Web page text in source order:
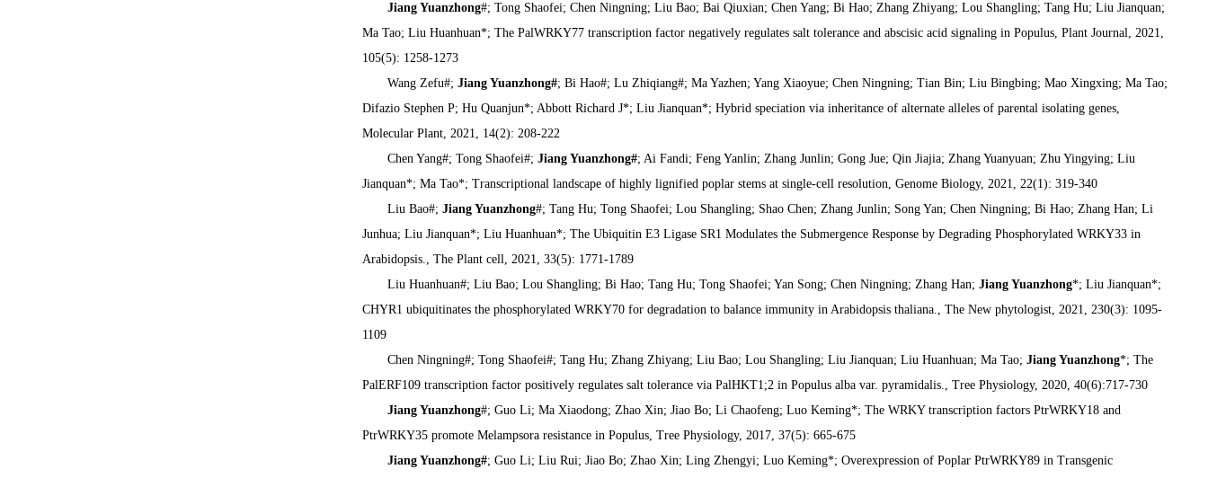
Jiang Yuanzhong#; Tong Shaofei; Chen Ningning; Liu Bao; Bai Qiuxian; Chen Yang; Bi Hao; Zhang Zhiyang; Lou Shangling; Tang Hu; Liu Jianquan;
Ma Tao; Liu Huanhuan*; The PalWRKY77 transcription factor negatively regulates salt tolerance and abscisic acid signaling in Populus, Plant Journal, 2021,
105(5): 1258-1273
Wang Zefu#; Jiang Yuanzhong#; Bi Hao#; Lu Zhiqiang#; Ma Yazhen; Yang Xiaoyue; Chen Ningning; Tian Bin; Liu Bingbing; Mao Xingxing; Ma Tao;
Difazio Stephen P; Hu Quanjun*; Abbott Richard J*; Liu Jianquan*; Hybrid speciation via inheritance of alternate alleles of parental isolating genes,
Molecular Plant, 2021, 14(2): 208-222
Chen Yang#; Tong Shaofei#; Jiang Yuanzhong#; Ai Fandi; Feng Yanlin; Zhang Junlin; Gong Jue; Qin Jiajia; Zhang Yuanyuan; Zhu Yingying; Liu
Jianquan*; Ma Tao*; Transcriptional landscape of highly lignified poplar stems at single-cell resolution, Genome Biology, 2021, 22(1): 319-340
Liu Bao#; Jiang Yuanzhong#; Tang Hu; Tong Shaofei; Lou Shangling; Shao Chen; Zhang Junlin; Song Yan; Chen Ningning; Bi Hao; Zhang Han; Li
Junhua; Liu Jianquan*; Liu Huanhuan*; The Ubiquitin E3 Ligase SR1 Modulates the Submergence Response by Degrading Phosphorylated WRKY33 in
Arabidopsis., The Plant cell, 2021, 33(5): 1771-1789
Liu Huanhuan#; Liu Bao; Lou Shangling; Bi Hao; Tang Hu; Tong Shaofei; Yan Song; Chen Ningning; Zhang Han; Jiang Yuanzhong*; Liu Jianquan*;
CHYR1 ubiquitinates the phosphorylated WRKY70 for degradation to balance immunity in Arabidopsis thaliana., The New phytologist, 2021, 230(3): 1095-
1109
Chen Ningning#; Tong Shaofei#; Tang Hu; Zhang Zhiyang; Liu Bao; Lou Shangling; Liu Jianquan; Liu Huanhuan; Ma Tao; Jiang Yuanzhong*; The
PalERF109 transcription factor positively regulates salt tolerance via PalHKT1;2 in Populus alba var. pyramidalis., Tree Physiology, 2020, 40(6):717-730
Jiang Yuanzhong#; Guo Li; Ma Xiaodong; Zhao Xin; Jiao Bo; Li Chaofeng; Luo Keming*; The WRKY transcription factors PtrWRKY18 and
PtrWRKY35 promote Melampsora resistance in Populus, Tree Physiology, 2017, 37(5): 665-675
Jiang Yuanzhong#; Guo Li; Liu Rui; Jiao Bo; Zhao Xin; Ling Zhengyi; Luo Keming*; Overexpression of Poplar PtrWRKY89 in Transgenic